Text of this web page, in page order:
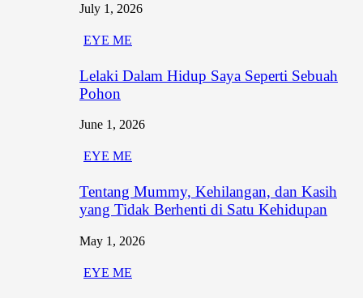
July 1, 2026
EYE ME
Lelaki Dalam Hidup Saya Seperti Sebuah
Pohon
June 1, 2026
EYE ME
Tentang Mummy, Kehilangan, dan Kasih
yang Tidak Berhenti di Satu Kehidupan
May 1, 2026
EYE ME